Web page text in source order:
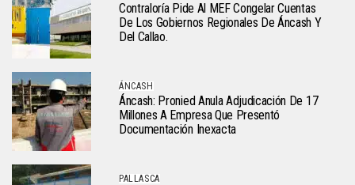
Contraloría Pide Al MEF Congelar Cuentas
De Los Gobiernos Regionales De Áncash Y
Del Callao.
ÁNCASH
Áncash: Pronied Anula Adjudicación De 17
Millones A Empresa Que Presentó
Documentación Inexacta
PALLASCA